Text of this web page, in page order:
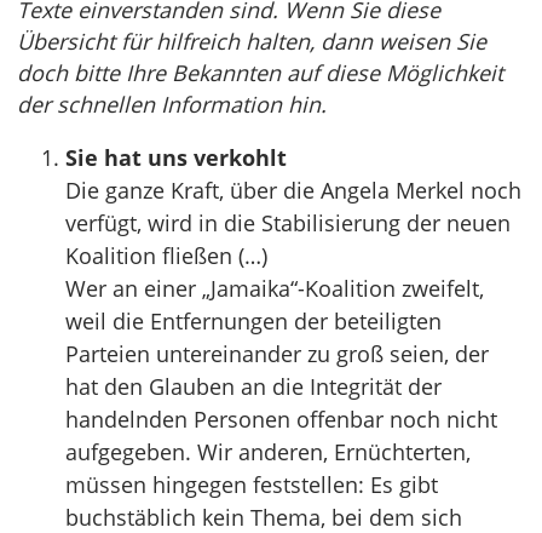
Texte einverstanden sind. Wenn Sie diese
Übersicht für hilfreich halten, dann weisen Sie
doch bitte Ihre Bekannten auf diese Möglichkeit
der schnellen Information hin.
Sie hat uns verkohlt
Die ganze Kraft, über die Angela Merkel noch
verfügt, wird in die Stabilisierung der neuen
Koalition fließen (…)
Wer an einer „Jamaika“-Koalition zweifelt,
weil die Entfernungen der beteiligten
Parteien untereinander zu groß seien, der
hat den Glauben an die Integrität der
handelnden Personen offenbar noch nicht
aufgegeben. Wir anderen, Ernüchterten,
müssen hingegen feststellen: Es gibt
buchstäblich kein Thema, bei dem sich